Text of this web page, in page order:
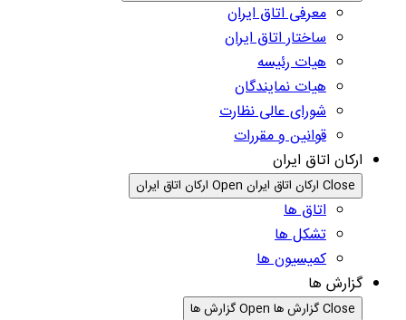
معرفی اتاق ایران
ساختار اتاق ایران
هیات رئیسه
هیات نمایندگان
شورای عالی نظارت
قوانین و مقررات
ارکان اتاق ایران
Close ارکان اتاق ایران Open ارکان اتاق ایران
اتاق ها
تشکل ها
کمیسیون ها
گزارش ها
Close گزارش ها Open گزارش ها